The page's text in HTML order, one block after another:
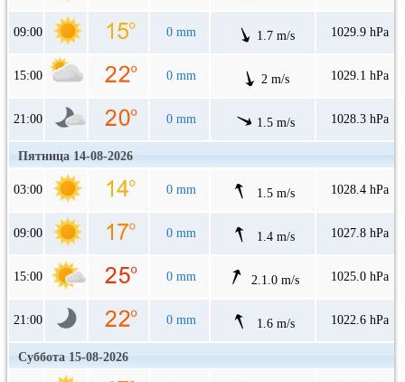
09:00 0 mm 1.7 m/s 1029.9 hPa
15:00 0 mm 2 m/s 1029.1 hPa
21:00 0 mm 1.5 m/s 1028.3 hPa
Пятница 14-08-2026
03:00 0 mm 1.5 m/s 1028.4 hPa
09:00 0 mm 1.4 m/s 1027.8 hPa
15:00 0 mm 2.1.0 m/s 1025.0 hPa
21:00 0 mm 1.6 m/s 1022.6 hPa
Суббота 15-08-2026